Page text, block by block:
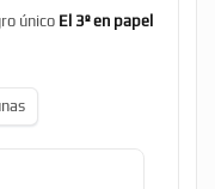
único El 3º en papel